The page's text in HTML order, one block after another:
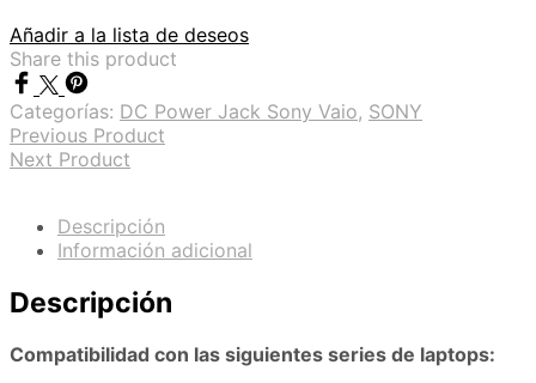
Añadir a la lista de deseos
Share this product
Categorías: DC Power Jack Sony Vaio, SONY
Previous Product
Next Product
Descripción
Información adicional
Descripción
Compatibilidad con las siguientes series de laptops: